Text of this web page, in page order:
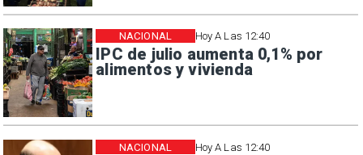
Hoy A Las 12:40
IPC de julio aumenta 0,1% por
alimentos y vivienda
NACIONAL
Hoy A Las 12:40
NACIONAL